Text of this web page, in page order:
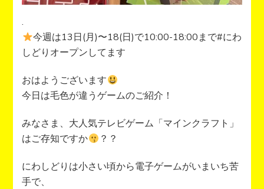
.
今週は13日(月)〜18(日)で10:00-18:00まで#にわ
しどりオープンしてます
おはようございます
今日は毛色が違うゲームのご紹介！
みなさま、大人気テレビゲーム「マインクラフト」
はご存知ですか
？？
にわしどりは小さい頃から電子ゲームがいまいち苦
手で、